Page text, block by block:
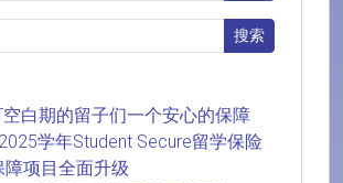
空白期的留子们一个安心的保障
学年Student Secure留学保险
障项目全面升级